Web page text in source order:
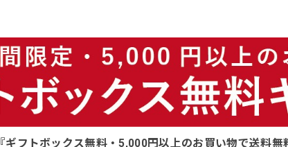
『ギフトボックス無料・5,000円以上のお買い物で送料無